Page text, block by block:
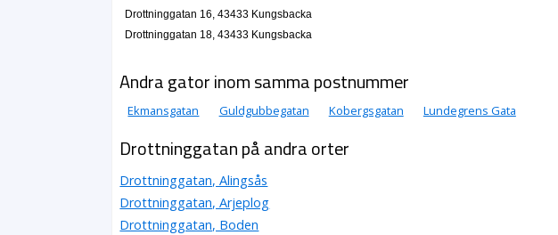
Drottninggatan 16, 43433 Kungsbacka
Drottninggatan 18, 43433 Kungsbacka
Andra gator inom samma postnummer
Ekmansgatan Guldgubbegatan Kobergsgatan Lundegrens Gata
Drottninggatan på andra orter
Drottninggatan, Alingsås
Drottninggatan, Arjeplog
Drottninggatan, Boden